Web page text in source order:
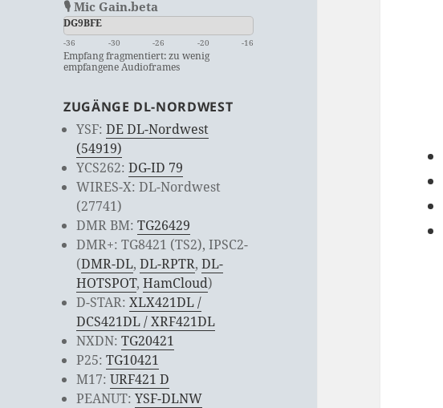
🎙 Mic Gain.beta
DG9BFE
-36 -30 -26 -20 -16
Empfang fragmentiert: zu wenig
empfangene Audioframes
ZUGÄNGE DL-NORDWEST
YSF:DE DL-Nordwest
(54919)
YCS262:DG-ID 79
WIRES-X: DL-Nordwest
(27741)
DMR BM:TG26429
DMR+: TG8421 (TS2), IPSC2-
(DMR-DL,DL-RPTR,DL-
HOTSPOT,HamCloud)
D-STAR:XLX421DL /
DCS421DL / XRF421DL
NXDN:TG20421
P25:TG10421
M17:URF421 D
PEANUT:YSF-DLNW